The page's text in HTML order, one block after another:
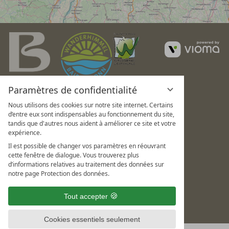
Paramètres de confidentialité
Nous utilisons des cookies sur notre site internet. Certains
d’entre eux sont indispensables au fonctionnement du site,
tandis que d'autres nous aident à améliorer ce site et votre
expérience.
Il est possible de changer vos paramètres en réouvrant
cette fenêtre de dialogue. Vous trouverez plus
d’informations relatives au traitement des données sur
notre page Protection des données.
Tout accepter
Cookies essentiels seulement